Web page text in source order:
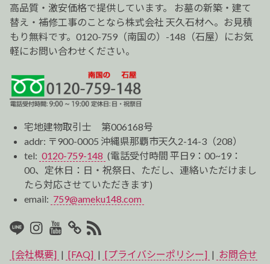
ン
高品質・激安価格で提供しています。 お墓の新築・建て
替え・補修工事のことなら株式会社 天久石材へ。お見積
もり無料です。0120-759（南国の）-148（石屋）にお気
軽にお問い合わせください。
宅地建物取引士 第006168号
addr: 〒900-0005 沖縄県那覇市天久2-14-3（208）
tel: 0120-759-148 (電話受付時間 平日9：00~19：
00、定休日：日・祝祭日、ただし、連絡いただけまし
たら対応させていただきます)
email: 759@ameku148.com
LINEInstagram
Youtube
マ
イ
RSS2
[会社概要] | [FAQ] | [プライバシーポリシー] | お問合せ